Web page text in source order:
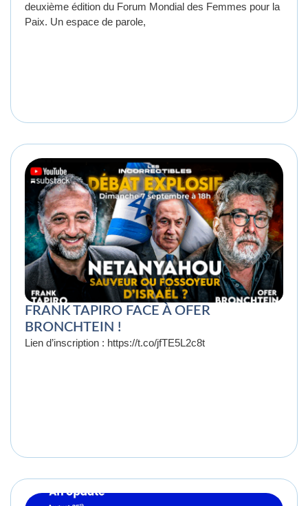
deuxième édition du Forum Mondial des Femmes pour la
Paix. Un espace de parole,
FRANK TAPIRO FACE À OFER
BRONCHTEIN !
Lien d’inscription : https://t.co/jfTE5L2c8t